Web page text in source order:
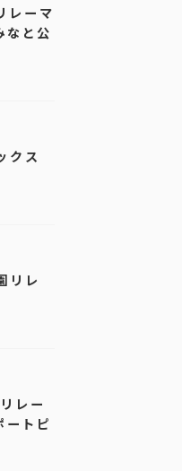
レーマ
と公
クス
リレ
レー
トピ